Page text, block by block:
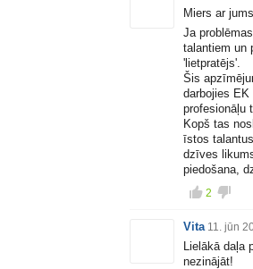
Miers ar
Ja
talantiem un
'lietpratējs'.
Šis
darbojies
profesionāļu
Kopš tas
īstos
dzīves
piedošana,
2
Vita 11. jūn
Lielākā
nezinājāt!